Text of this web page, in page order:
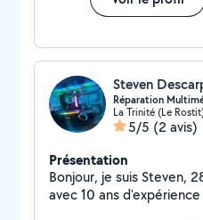
Steven
Réparation
La Trinité (Le
5/5 (2 avis)
Présentation
Bonjour, je suis Steven,
avec 10 ans